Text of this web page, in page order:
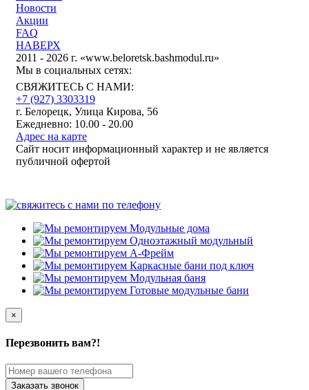
Новости
Акции
FAQ
НАВЕРХ
2011 - 2026 г. «www.beloretsk.bashmodul.ru»
Мы в социальных сетях:
СВЯЖИТЕСЬ С НАМИ:
+7 (927) 3303319
г. Белорецк, Улица Кирова, 56
Ежедневно: 10.00 - 20.00
Адрес на карте
Сайт носит информационный характер и не является
публичной офертой
×
Перезвонить вам?!